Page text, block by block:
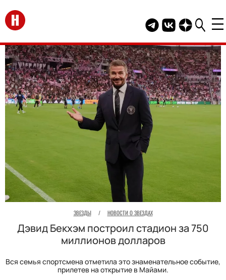
Перейти на главную
Telegram канал
Группа HELLO
Канал
ЗВЕЗДЫ / НОВОСТИ О ЗВЕЗДАХ
Дэвид Бекхэм построил стадион за 750
миллионов долларов
Вся семья спортсмена отметила это знаменательное событие,
прилетев на открытие в Майами.